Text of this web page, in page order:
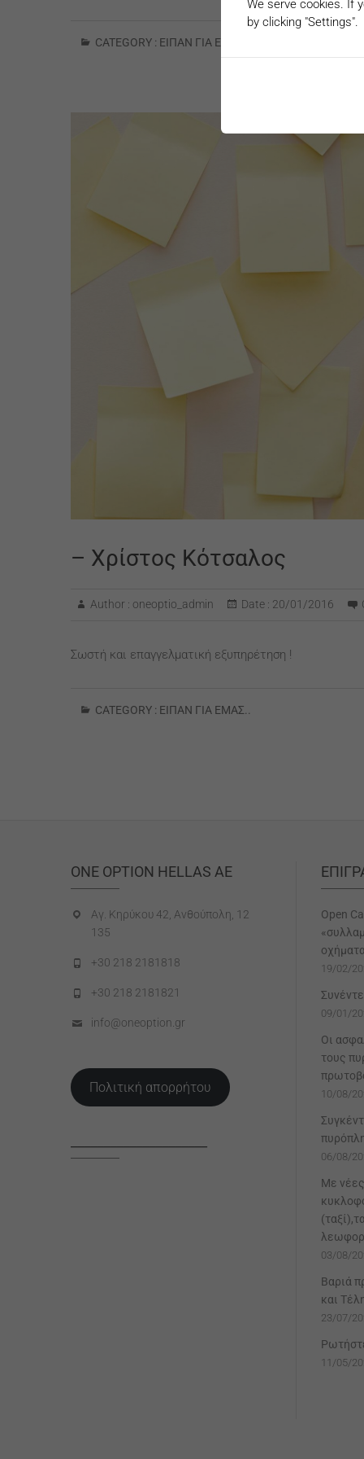
CATEGORY : ΕΊΠΑΝ ΓΙΑ ΕΜΆΣ..
– Χρίστος Κότσαλος
Author : oneoptio_admin Date : 20/01/2016
Σωστή και επαγγελματική εξυπηρέτηση !
CATEGORY : ΕΊΠΑΝ ΓΙΑ ΕΜΆΣ..
ONE OPTION HELLAS AE
Αγ. Κηρύκου 42, Ανθούπολη, 12
135
+30 218 2181818
+30 218 2181821
info@oneoption.gr
Πολιτική απορρήτου
Open
οχήματα
19/02/
09/01/
Οι
τους
10/08/
06/08/
Με νέες
03/08/
Βαριά
και
23/07/
11/05/
We serve cookies. If
by clicking "Settings".